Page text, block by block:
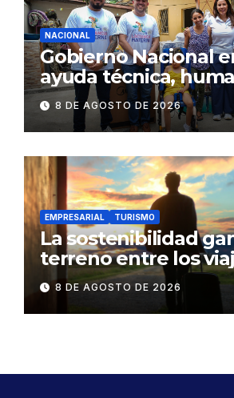
NACIONAL
Gobierno Nacional
ayuda técnica,
Bono Joaquín
familia en situación
vulnerabilidad
8 DE AGOSTO DE 2026
EMPRESARIAL TURISMO
La sostenibilidad
terreno entre los
negocios
8 DE AGOSTO DE 2026